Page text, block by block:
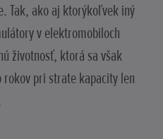
Tak, ako aj ktorýkoľvek iný
v elektromobiloch
životnosť, ktorá sa však
rokov pri strate kapacity len